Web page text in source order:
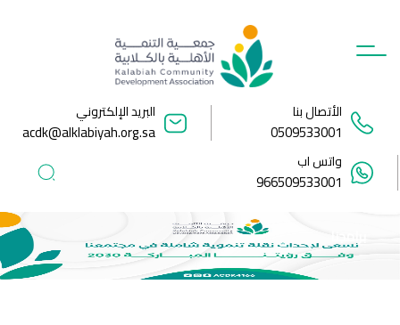
content
الأتصال بنا
0509533001
البريد الإلكتروني
acdk@alklabiyah.org.sa
واتس اب
966509533001